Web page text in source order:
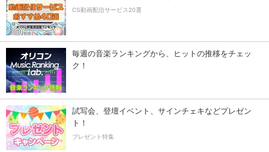
CS動画配信サービス20選
毎週の音楽ランキングから、ヒットの推移をチェッ
ク！
試写会、登壇イベント、サインチェキなどプレゼン
ト！
プレゼント特集